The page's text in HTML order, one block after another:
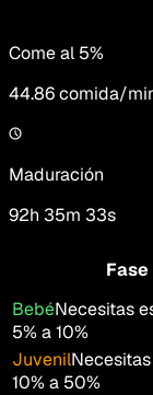
Come al 5%
44.86comida/
Maduración
92h 35m 33s
Fase
BebéNecesitas
5% a 10%
Juvenil
10% a 50%